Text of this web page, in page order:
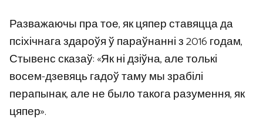
Разважаючы пра тое, як цяпер ставяцца да
псіхічнага здароўя ў параўнанні з 2016 годам,
Стывенс сказаў: «Як ні дзіўна, але толькі
восем-дзевяць гадоў таму мы зрабілі
перапынак, але не было такога разумення, як
цяпер».